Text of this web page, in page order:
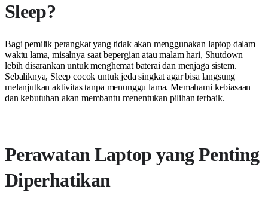
Sleep?
Bagi pemilik perangkat yang tidak akan menggunakan laptop dalam
waktu lama, misalnya saat bepergian atau malam hari, Shutdown
lebih disarankan untuk menghemat baterai dan menjaga sistem.
Sebaliknya, Sleep cocok untuk jeda singkat agar bisa langsung
melanjutkan aktivitas tanpa menunggu lama. Memahami kebiasaan
dan kebutuhan akan membantu menentukan pilihan terbaik.
Perawatan Laptop yang Penting
Diperhatikan